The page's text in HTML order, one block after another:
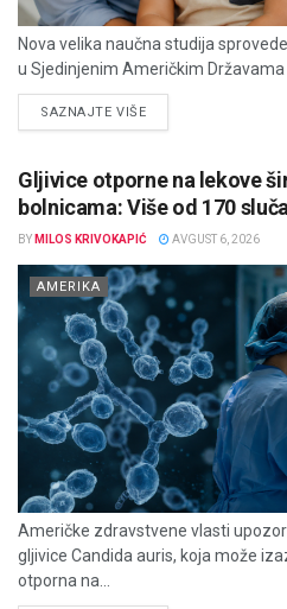
Nova velika naučna studija
u Sjedinjenim Američkim Državama
SAZNAJTE VIŠEDETAILS
Gljivice otporne na lekove
bolnicama: Više od 170
BY MILOS KRIVOKAPIĆ AVGUST 6, 2026
AMERIKA
Američke zdravstvene vlasti
gljivice Candida auris, koja može
otporna na...